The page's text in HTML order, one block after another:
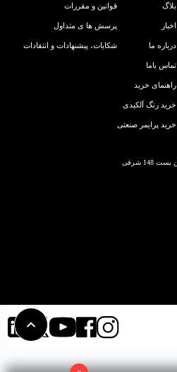
بلاگ
اخبار
درباره ما
تماس باما
راهنمای خرید
خرید رنگ آلکیدی
خرید پرایمر صنعتی
قوانین و مقررات
پرسش ها ی متداول
شکایات، پیشنهادات و انتقادات